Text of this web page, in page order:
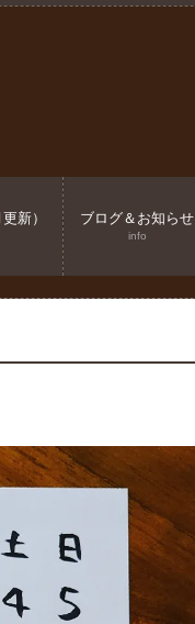
新） ブログ＆お知らせ
info